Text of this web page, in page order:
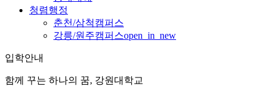
청렴행정
춘천/삼척캠퍼스
강릉/원주캠퍼스open_in_new
입학안내
함께 꾸는 하나의 꿈, 강원대학교